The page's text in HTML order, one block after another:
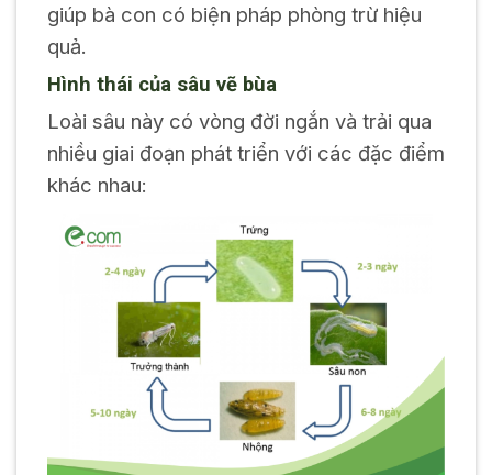
giúp bà con có biện pháp phòng trừ hiệu
quả.
Hình thái của sâu vẽ bùa
Loài sâu này có vòng đời ngắn và trải qua
nhiều giai đoạn phát triển với các đặc điểm
khác nhau: